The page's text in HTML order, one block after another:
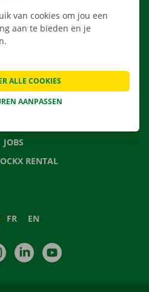
VRAGEN
JOBS
RENTAL
FR EN
InstagramLinkedIn
van cookies om jou een
aan te bieden en je
AANPASSEN
ALLE COOKIES